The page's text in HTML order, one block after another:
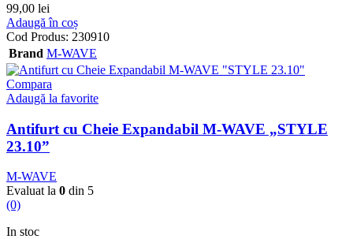
99,00 lei
Adaugă în coș
Cod Produs: 230910
Brand M-WAVE
Compara
Adaugă la favorite
Antifurt cu Cheie Expandabil M-WAVE „STYLE
23.10”
M-WAVE
Evaluat la 0 din 5
(0)
In stoc